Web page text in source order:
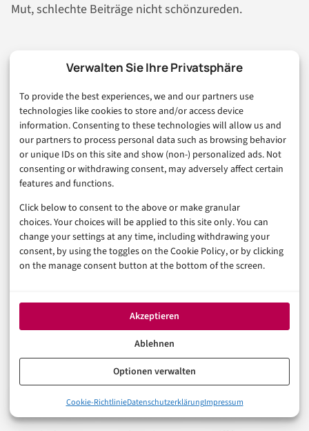
Verwalten Sie Ihre Privatsphäre
To provide the best experiences, we and our partners use
technologies like cookies to store and/or access device
information. Consenting to these technologies will allow us and
our partners to process personal data such as browsing behavior
or unique IDs on this site and show (non-) personalized ads. Not
consenting or withdrawing consent, may adversely affect certain
features and functions.
Click below to consent to the above or make granular
choices. Your choices will be applied to this site only. You can
change your settings at any time, including withdrawing your
consent, by using the toggles on the Cookie Policy, or by clicking
on the manage consent button at the bottom of the screen.
Akzeptieren
Ablehnen
Optionen verwalten
Cookie-RichtlinieDatenschutzerklärungImpressum
Mut, schlechte Beiträge nicht schönzureden.
Typische Fehler in der Meta
Business Suite
Der häufigste Fehler ist nicht technisch. Es ist fehlende
Zuständigkeit. Wenn niemand offiziell verantwortlich
ist, wird die Suite zur Ablage für halb geplante Beiträge
und unbeantwortete Kommentare.
Der zweite Fehler: Unternehmen verwechseln
Reichweite mit Wirkung. Ein Post mit vielen Reaktionen
Anfrage. Legen Sie deshalb vor Kampagnen fest, was
Dritter Fehler: alte Konten. Viele Unternehmen
schleppen Facebook-Seiten, Werbekonten, ehemalige
Agenturzugriffe und private Admin-Profile mit. Prüfen
Meta Business Suite: Was steckt dahinter?